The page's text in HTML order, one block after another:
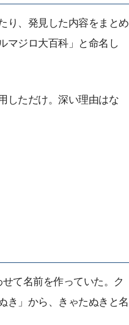
り、発見した内容をまとめ
マジロ大百科」と命名し
しただけ。深い理由はな
て名前を作っていた。ク
き」から、きゃたぬきと名